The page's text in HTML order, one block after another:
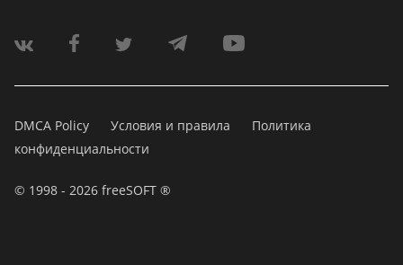
DMCA Policy Условия и правила
Политика
конфиденциальности
© 1998 - 2026 freeSOFT ®